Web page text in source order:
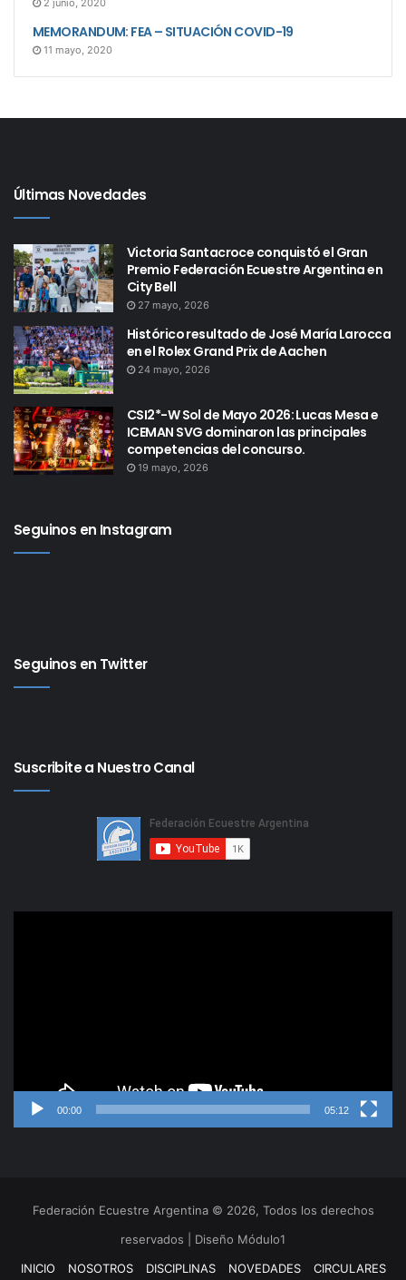
MEMORANDUM: FEA – SITUACIÓN COVID-19
11 mayo, 2020
Últimas Novedades
Victoria Santacroce conquistó el Gran
Premio Federación Ecuestre Argentina en
City Bell
27 mayo, 2026
Histórico resultado de José María Larocca
en el Rolex Grand Prix de Aachen
24 mayo, 2026
CSI2*-W Sol de Mayo 2026: Lucas Mesa e
ICEMAN SVG dominaron las principales
competencias del concurso.
19 mayo, 2026
Seguinos en Instagram
Seguinos en Twitter
Suscribite a Nuestro Canal
00:00 05:12
Federación Ecuestre Argentina © 2026, Todos los derechos
reservados | Diseño Módulo1
INICIO
NOSOTROS DISCIPLINAS NOVEDADES CIRCULARES